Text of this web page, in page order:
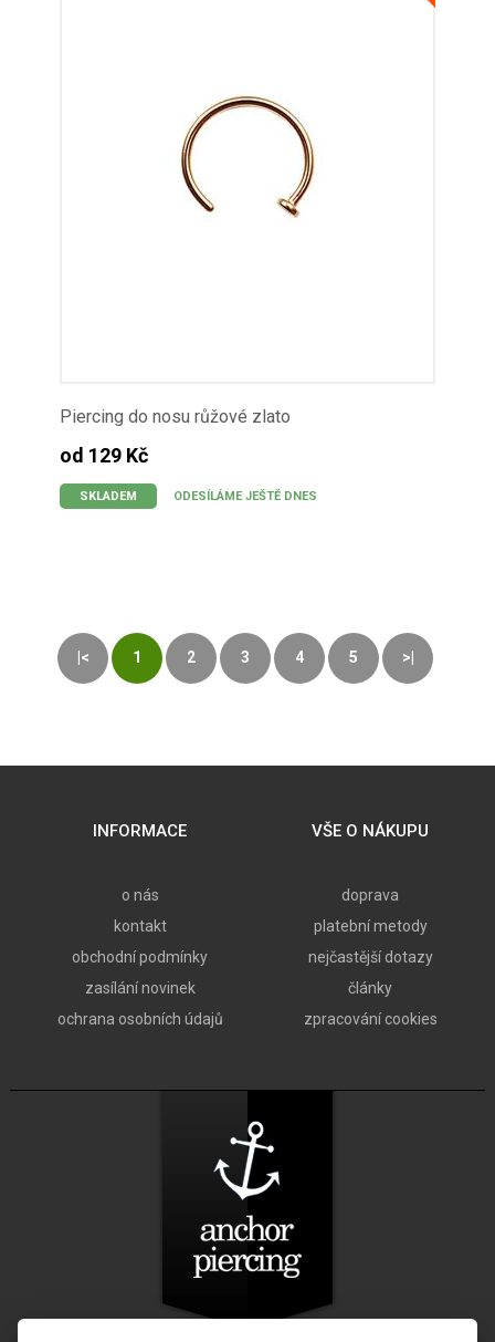
Piercing do nosu růžové zlato
od 129 Kč
SKLADEM ODESÍLÁME JEŠTĚ DNES
|< 1 2 3 4 5 >|
INFORMACE
o nás
kontakt
obchodní podmínky
zasílání novinek
ochrana osobních údajů
VŠE O NÁKUPU
doprava
platební metody
nejčastější dotazy
články
zpracování cookies